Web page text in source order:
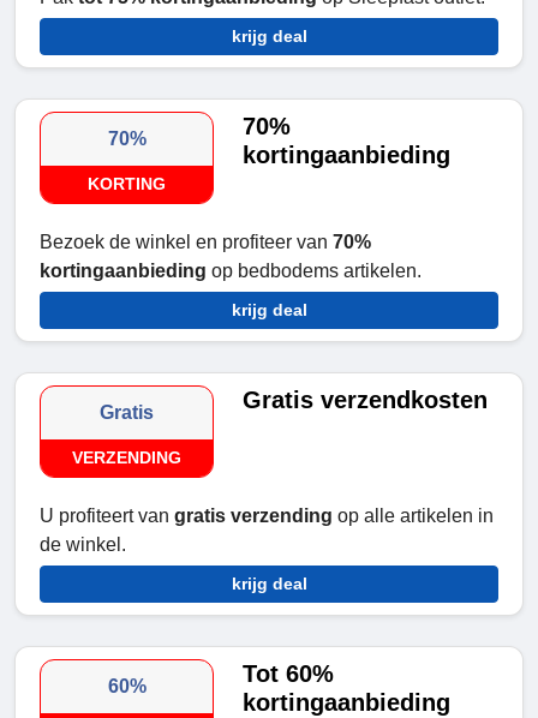
krijg deal
70%
KORTING
70%
kortingaanbieding
Bezoek de winkel en profiteer van 70%
kortingaanbieding op bedbodems artikelen.
krijg deal
Gratis
VERZENDING
Gratis verzendkosten
U profiteert van gratis verzending op alle artikelen in
de winkel.
krijg deal
60%
Tot 60%
kortingaanbieding